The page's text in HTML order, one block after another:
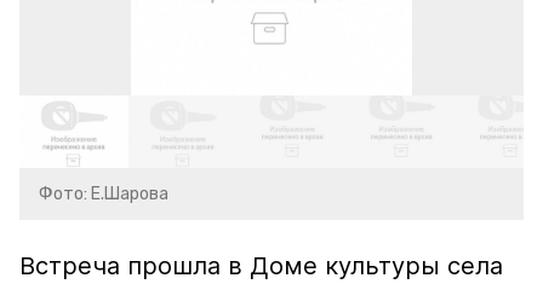
Фото: Е.Шарова
Встреча прошла в Доме культуры села